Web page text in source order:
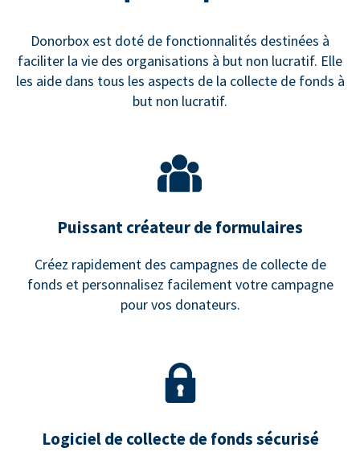
Donorbox est doté de fonctionnalités destinées à
faciliter la vie des organisations à but non lucratif. Elle
les aide dans tous les aspects de la collecte de fonds à
but non lucratif.
Puissant créateur de formulaires
Créez rapidement des campagnes de collecte de
fonds et personnalisez facilement votre campagne
pour vos donateurs.
Logiciel de collecte de fonds sécurisé